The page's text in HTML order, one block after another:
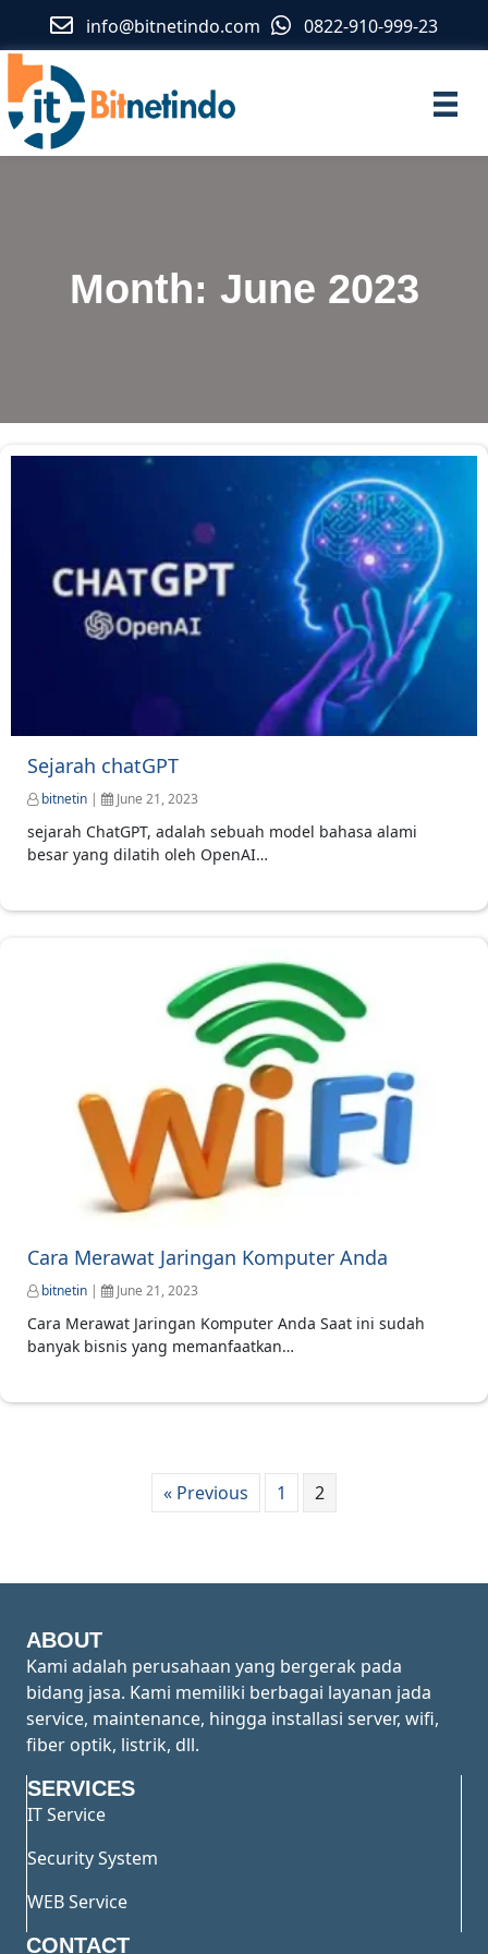
info@bitnetindo.com 0822-910-999-23
Month: June 2023
Sejarah chatGPT
bitnetin | June 21, 2023
sejarah ChatGPT, adalah sebuah model bahasa alami
besar yang dilatih oleh OpenAI…
Cara Merawat Jaringan Komputer Anda
bitnetin | June 21, 2023
Cara Merawat Jaringan Komputer Anda Saat ini sudah
banyak bisnis yang memanfaatkan…
« Previous 1 2
ABOUT
Kami adalah perusahaan yang bergerak pada
bidang jasa. Kami memiliki berbagai layanan jada
service, maintenance, hingga installasi server, wifi,
fiber optik, listrik, dll.
SERVICES
IT Service
Security System
WEB Service
CONTACT